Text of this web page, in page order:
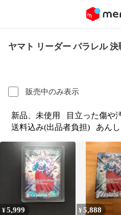
ヤマト リーダー パラレル
販売中のみ表示
新品、未使用 目立った傷や
送料込み(出品者負担)
あん
¥5,999 ¥5,888